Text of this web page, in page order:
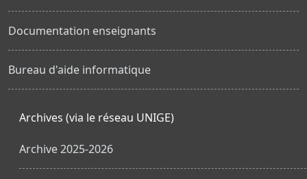
Documentation enseignants
Bureau d'aide informatique
Archives (via le réseau UNIGE)
Archive 2025-2026